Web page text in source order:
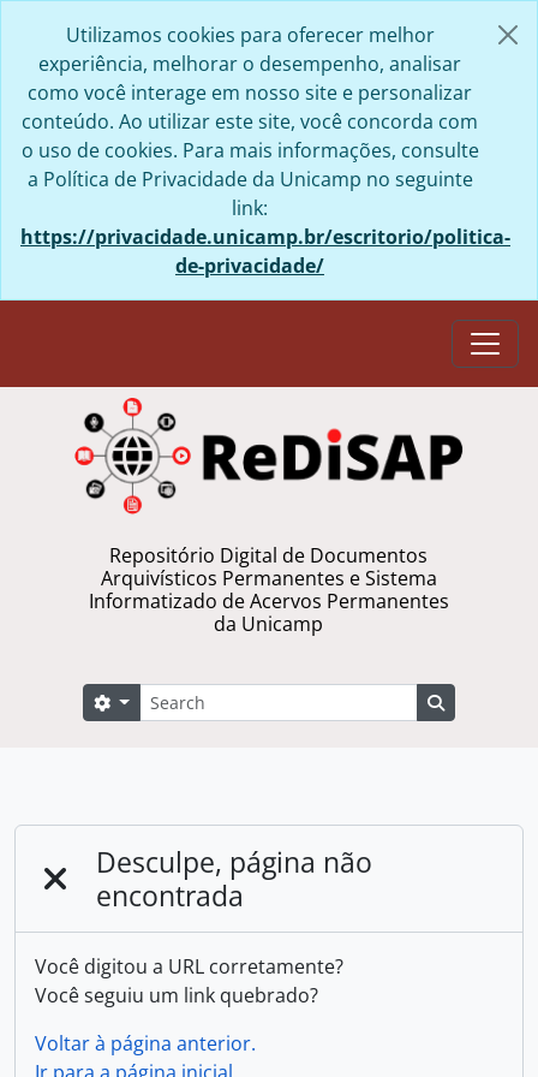
Utilizamos cookies para oferecer melhor
experiência, melhorar o desempenho, analisar
como você interage em nosso site e personalizar
conteúdo. Ao utilizar este site, você concorda com
o uso de cookies. Para mais informações, consulte
a Política de Privacidade da Unicamp no seguinte
link:
https://privacidade.unicamp.br/escritorio/politica-
de-privacidade/
Repositório Digital de Documentos
Arquivísticos Permanentes e Sistema
Informatizado de Acervos Permanentes
da Unicamp
Buscar
Opções de busca
Desculpe, página não
encontrada
Você digitou a URL corretamente?
Você seguiu um link quebrado?
Voltar à página anterior.